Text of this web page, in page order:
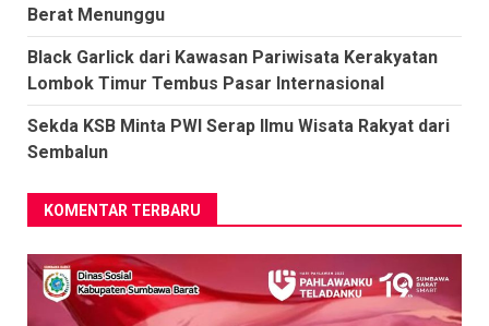
Berat Menunggu
Black Garlick dari Kawasan Pariwisata Kerakyatan
Lombok Timur Tembus Pasar Internasional
Sekda KSB Minta PWI Serap Ilmu Wisata Rakyat dari
Sembalun
KOMENTAR TERBARU